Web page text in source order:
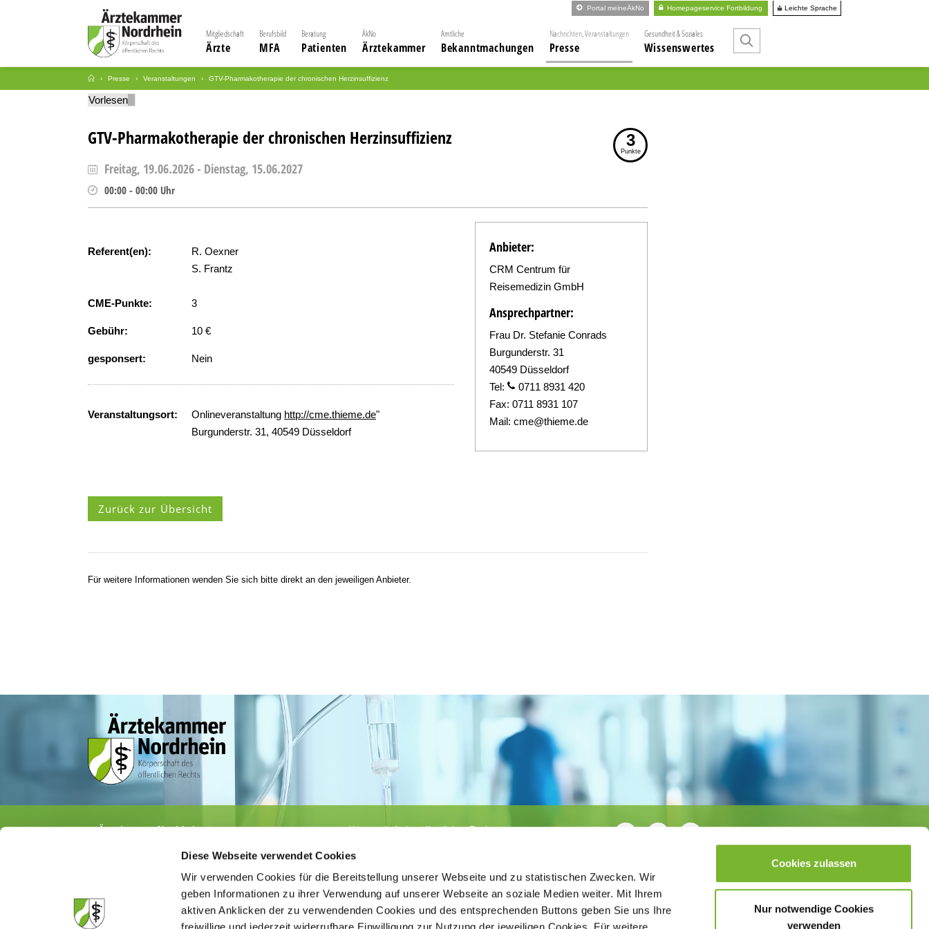
Diese Webseite verwendet Cookies
Wir verwenden Cookies für die Bereitstellung unserer Webseite und zu statistischen Zwecken. Wir
geben Informationen zu ihrer Verwendung auf unserer Webseite an soziale Medien weiter. Mit Ihrem
aktiven Anklicken der zu verwendenden Cookies und des entsprechenden Buttons geben Sie uns Ihre
Cookies zulassen
Nur notwendige Cookies
verwenden
Portal meineÄkNo Homepageservice Fortbildung Leichte Sprache
Mitgliedschaft
Ärzte
Berufsbild
MFA
Beratung
Patienten
ÄkNo
Ärztekammer
Amtliche
Bekanntmachungen
Nachrichten, Veranstaltungen
Presse
Gesundheit & Soziales
Wissenswertes
Presse Veranstaltungen GTV-Pharmakotherapie der chronischen Herzinsuffizienz
Vorlesen
GTV-Pharmakotherapie der chronischen Herzinsuffizienz 3
Punkte
Freitag, 19.06.2026- Dienstag, 15.06.2027
00:00 - 00:00 Uhr
Referent(en):
R. Oexner
S. Frantz
CME-Punkte: 3
Gebühr: 10 €
gesponsert: Nein
Veranstaltungsort: Onlineveranstaltung http://cme.thieme.de"
Burgunderstr. 31, 40549 Düsseldorf
Anbieter:
CRM Centrum für
Reisemedizin GmbH
Ansprechpartner:
Frau Dr. Stefanie Conrads
Burgunderstr. 31
40549 Düsseldorf
Tel:
0711 8931 420
Fax: 0711 8931 107
Mail: cme@thieme.de
Zurück zur Übersicht
Für weitere Informationen wenden Sie sich bitte direkt an den jeweiligen Anbieter.
Ärztekammer Nordrhein
· Fax 0211 / 4302 2009
aerztekammer@aekno.de
Körperschaft des öffentlichen Rechts